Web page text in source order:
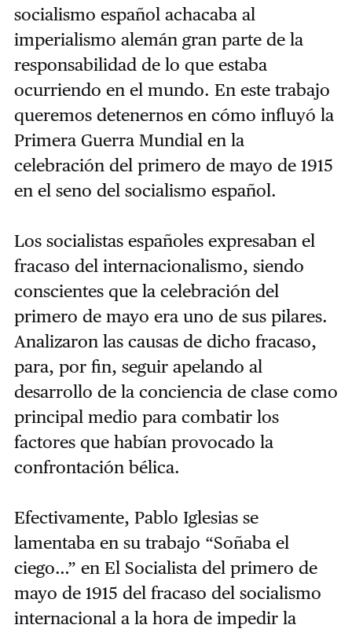
socialismo español achacaba al
imperialismo alemán gran parte de la
responsabilidad de lo que estaba
ocurriendo en el mundo. En este trabajo
queremos detenernos en cómo influyó la
Primera Guerra Mundial en la
celebración del primero de mayo de 1915
en el seno del socialismo español.
Los socialistas españoles expresaban el
fracaso del internacionalismo, siendo
conscientes que la celebración del
primero de mayo era uno de sus pilares.
Analizaron las causas de dicho fracaso,
para, por fin, seguir apelando al
desarrollo de la conciencia de clase como
principal medio para combatir los
factores que habían provocado la
confrontación bélica.
Efectivamente, Pablo Iglesias se
lamentaba en su trabajo “Soñaba el
ciego…” en El Socialista del primero de
mayo de 1915 del fracaso del socialismo
internacional a la hora de impedir la